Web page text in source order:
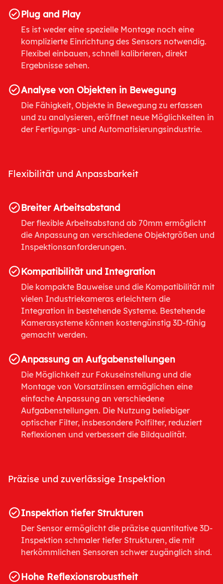
Plug and Play
Es ist weder eine spezielle Montage noch eine
komplizierte Einrichtung des Sensors notwendig.
Flexibel einbauen, schnell kalibrieren, direkt
Ergebnisse sehen.
Analyse von Objekten in Bewegung
Die Fähigkeit, Objekte in Bewegung zu erfassen
und zu analysieren, eröffnet neue Möglichkeiten in
der Fertigungs- und Automatisierungsindustrie.
Flexibilität und Anpassbarkeit
Breiter Arbeitsabstand
Der flexible Arbeitsabstand ab 70mm ermöglicht
die Anpassung an verschiedene Objektgrößen und
Inspektionsanforderungen.
Kompatibilität und Integration
Die kompakte Bauweise und die Kompatibilität mit
vielen Industriekameras erleichtern die
Integration in bestehende Systeme. Bestehende
Kamerasysteme können kostengünstig 3D-fähig
gemacht werden.
Anpassung an Aufgabenstellungen
Die Möglichkeit zur Fokuseinstellung und die
Montage von Vorsatzlinsen ermöglichen eine
einfache Anpassung an verschiedene
Aufgabenstellungen. Die Nutzung beliebiger
optischer Filter, insbesondere Polfilter, reduziert
Reflexionen und verbessert die Bildqualität.
Präzise und zuverlässige Inspektion
Inspektion tiefer Strukturen
Der Sensor ermöglicht die präzise quantitative 3D-
Inspektion schmaler tiefer Strukturen, die mit
herkömmlichen Sensoren schwer zugänglich sind.
Hohe Reflexionsrobustheit